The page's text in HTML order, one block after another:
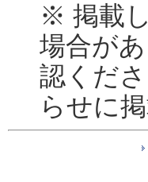
※ 掲載
場合が
認くだ
らせに